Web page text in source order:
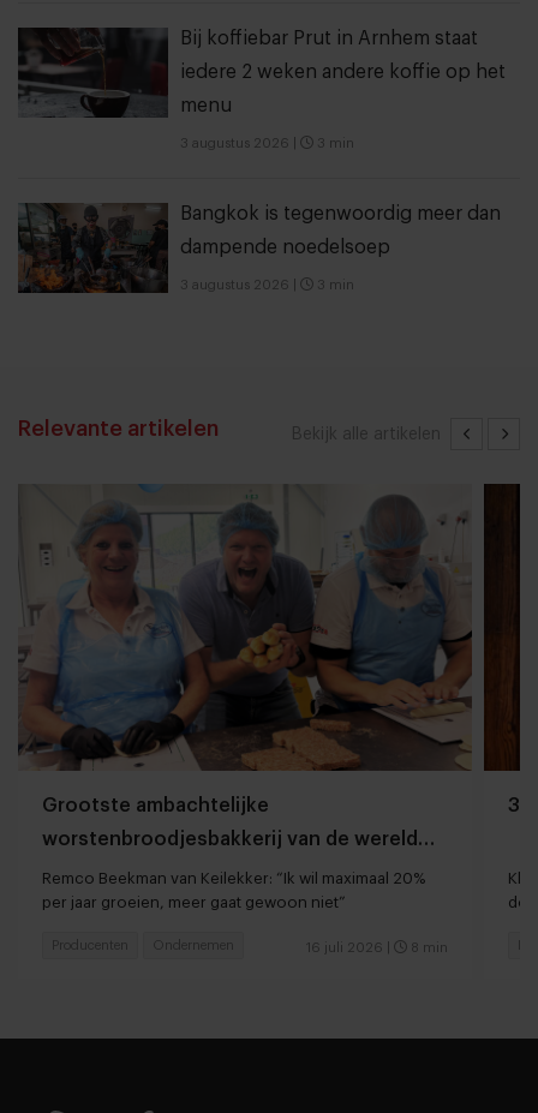
Bij koffiebar Prut in Arnhem staat
iedere 2 weken andere koffie op het
menu
3 augustus 2026 3 min
Bangkok is tegenwoordig meer dan
dampende noedelsoep
3 augustus 2026 3 min
Bekijk alle artikelen
Relevante artikelen
Grootste ambachtelijke
worstenbroodjesbakkerij van de wereld
ontstond vanuit een faillissement
Remco Beekman van Keilekker: “Ik wil maximaal 20%
per jaar groeien, meer gaat gewoon niet”
16 juli 2026 8 min
Producenten Ondernemen
3